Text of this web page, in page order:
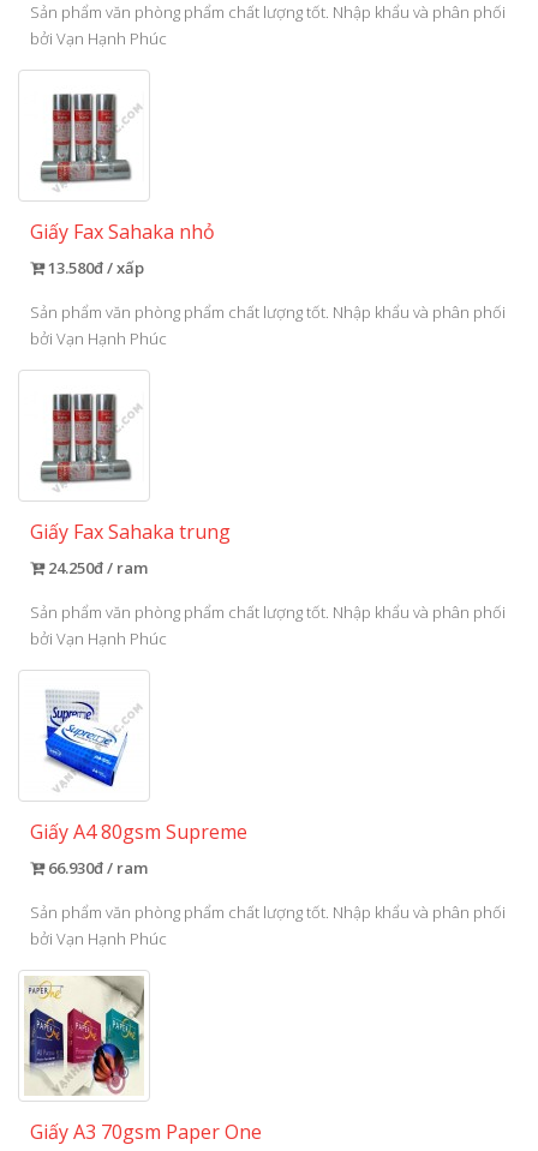
Sản phẩm văn phòng phẩm chất lượng tốt. Nhập khẩu và phân phối
bởi Vạn Hạnh Phúc
Giấy Fax Sahaka nhỏ
13.580đ / xấp
Sản phẩm văn phòng phẩm chất lượng tốt. Nhập khẩu và phân phối
bởi Vạn Hạnh Phúc
Giấy Fax Sahaka trung
24.250đ / ram
Sản phẩm văn phòng phẩm chất lượng tốt. Nhập khẩu và phân phối
bởi Vạn Hạnh Phúc
Giấy A4 80gsm Supreme
66.930đ / ram
Sản phẩm văn phòng phẩm chất lượng tốt. Nhập khẩu và phân phối
bởi Vạn Hạnh Phúc
Giấy A3 70gsm Paper One